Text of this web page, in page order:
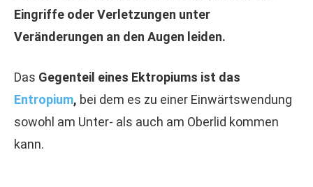
Eingriffe oder Verletzungen unter
Veränderungen an den Augen leiden.
Das Gegenteil eines Ektropiums ist das
Entropium, bei dem es zu einer Einwärtswendung
sowohl am Unter- als auch am Oberlid kommen
kann.